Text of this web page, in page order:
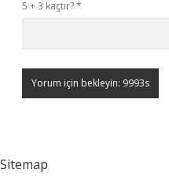
5 + 3 kaçtır?*
Sitemap